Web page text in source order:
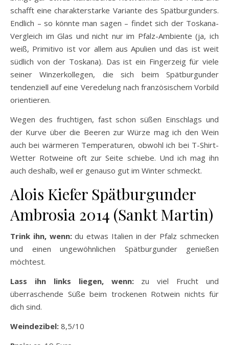
schafft eine charakterstarke Variante des Spätburgunders.
Endlich – so könnte man sagen – findet sich der Toskana-
Vergleich im Glas und nicht nur im Pfalz-Ambiente (ja, ich
weiß, Primitivo ist vor allem aus Apulien und das ist weit
südlich von der Toskana). Das ist ein Fingerzeig für viele
seiner Winzerkollegen, die sich beim Spätburgunder
tendenziell auf eine Veredelung nach französischem Vorbild
orientieren.
Wegen des fruchtigen, fast schon süßen Einschlags und
der Kurve über die Beeren zur Würze mag ich den Wein
auch bei wärmeren Temperaturen, obwohl ich bei T-Shirt-
Wetter Rotweine oft zur Seite schiebe. Und ich mag ihn
auch deshalb, weil er genauso gut im Winter schmeckt.
Alois Kiefer Spätburgunder
Ambrosia 2014 (Sankt Martin)
Trink ihn, wenn:du etwas Italien in der Pfalz schmecken
und einen ungewöhnlichen Spätburgunder genießen
möchtest.
Lass ihn links liegen, wenn: zu viel Frucht und
überraschende Süße beim trockenen Rotwein nichts für
dich sind.
Weindezibel: 8,5/10